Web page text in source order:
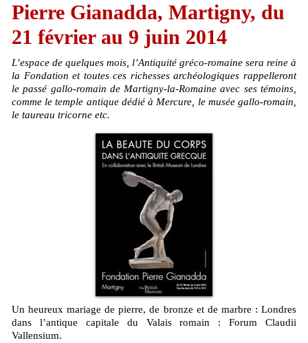
Pierre Gianadda, Martigny, du
21 février au 9 juin 2014
L’espace de quelques mois, l’Antiquité gréco-romaine sera reine à
la Fondation et toutes ces richesses archéologiques rappelleront
le passé gallo-romain de Martigny-la-Romaine avec ses témoins,
comme le temple antique dédié à Mercure, le musée gallo-romain,
le taureau tricorne etc.
Un heureux mariage de pierre, de bronze et de marbre : Londres
dans l’antique capitale du Valais romain : Forum Claudii
Vallensium.